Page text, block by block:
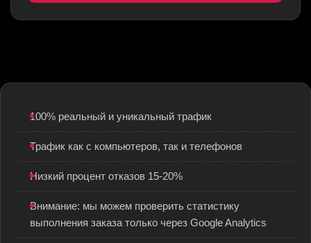
100% реальный и уникальный трафик
Трафик как с компьютеров, так и телефонов
Низкий процент отказов 15-20%
Внимание: мы можем проверить статистику
выполнения заказа только через Google Analytics